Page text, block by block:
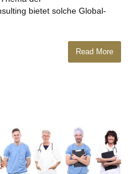
bietet solche Global-
Read More